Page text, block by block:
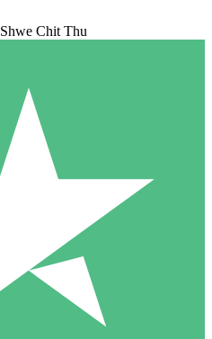
Shwe Chit Thu